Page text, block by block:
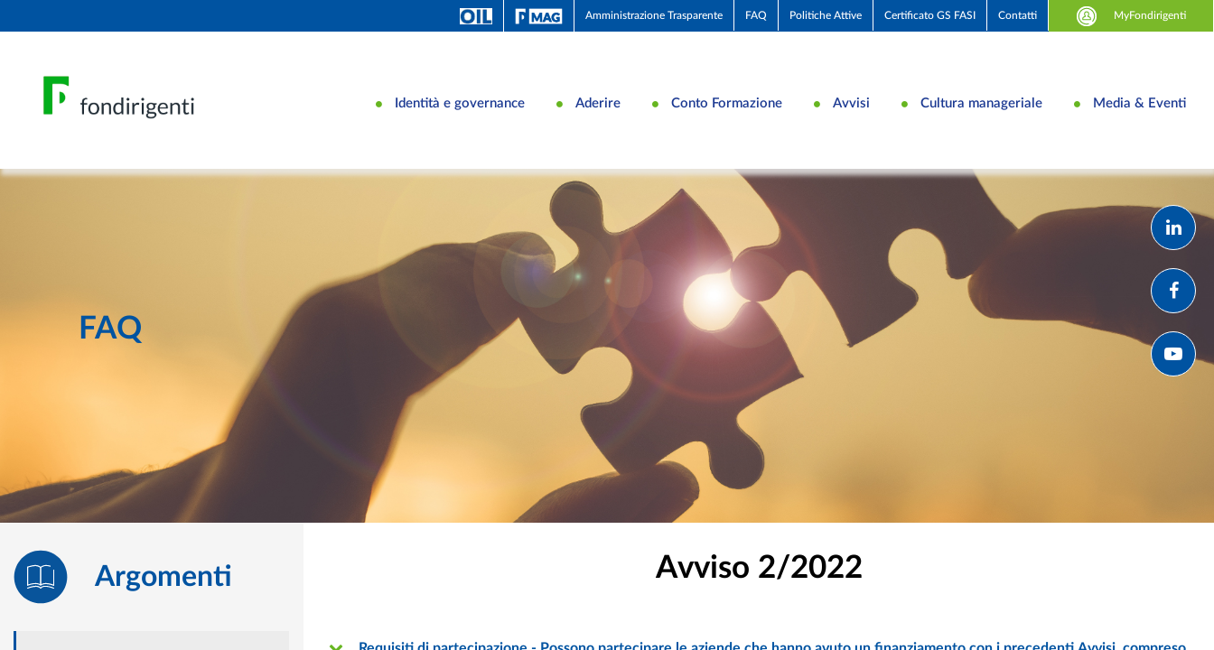
Amministrazione Trasparente FAQ Politiche Attive Certificato GS FASI Contatti MyFondirigenti
Identità e governance Aderire Conto Formazione Avvisi Cultura manageriale Media & Eventi
FAQ
Argomenti Avviso 2/2022